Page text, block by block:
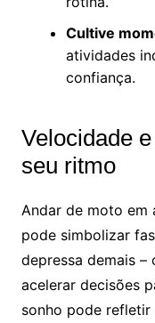
Cultive
atividades
confiança.
Velocidade
seu ritmo
Andar de moto em
pode simbolizar
depressa demais
acelerar decisões
sonho pode